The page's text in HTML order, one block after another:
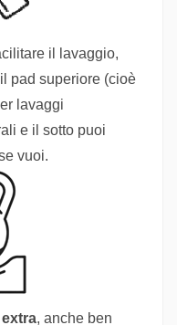
il lavaggio,
pad superiore (cioè
lavaggi
e il sotto puoi
vuoi.
, anche ben